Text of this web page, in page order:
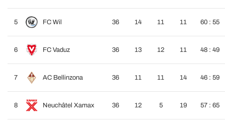
5 FC Wil 36 14 11 11 60 : 55
6 FC Vaduz 36 13 12 11 48 : 49
7 AC Bellinzona 36 11 11 14 46 : 59
8 Neuchâtel Xamax 36 12 5 19 57 : 65